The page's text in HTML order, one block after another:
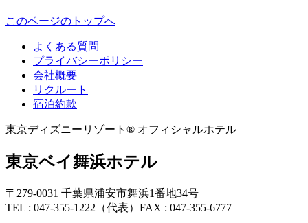
このページのトップへ
よくある質問
プライバシーポリシー
会社概要
リクルート
宿泊約款
東京ディズニーリゾート® オフィシャルホテル
東京ベイ舞浜ホテル
〒279-0031 千葉県浦安市舞浜1番地34号
TEL : 047-355-1222（代表） FAX : 047-355-6777